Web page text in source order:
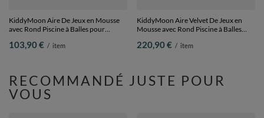
KiddyMoon Aire De Jeux en Mousse
avec Rond Piscine à Balles pour
foncé:vertClr/orange/turq/bleu/babybl/jaune,
103,90 € / item
KiddyMoon Aire Velvet De Jeux en
Mousse avec Rond Piscine à Balles
foncé/gris de vert/blanc/vert clair,
220,90 € / item
RECOMMANDÉ JUSTE POUR
VOUS